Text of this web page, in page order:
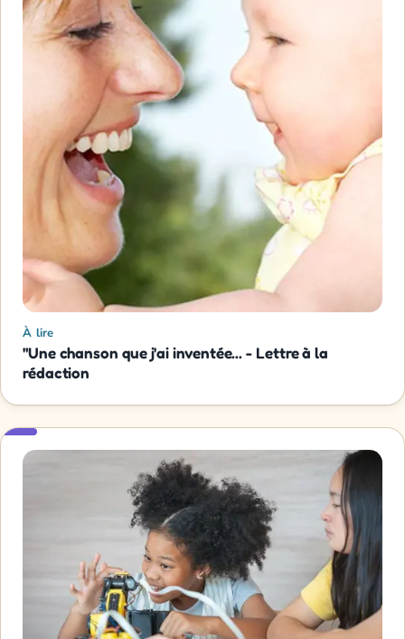
À lire
"Une chanson que j'ai inventée... - Lettre à la
rédaction